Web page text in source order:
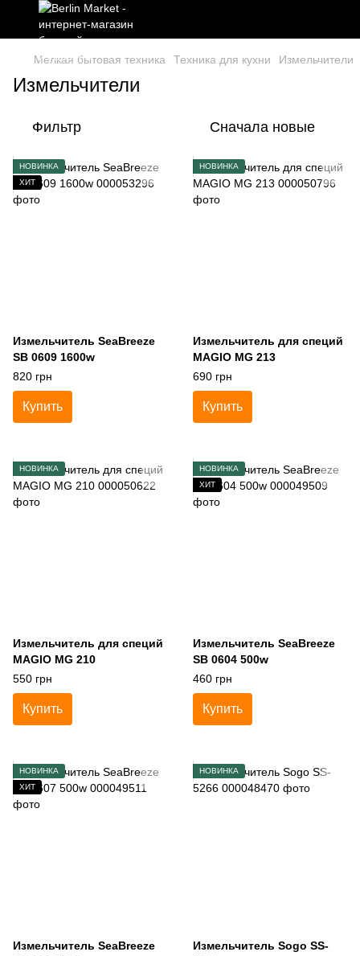
Мелкая бытовая техника Техника для кухни Измельчители
Измельчители
Фильтр Сначала новые
НОВИНКА
ХИТ
Измельчитель SeaBreeze
SB 0609 1600w
820 грн
Купить
НОВИНКА
Измельчитель для специй
MAGIO МG 213
690 грн
Купить
НОВИНКА
Измельчитель для специй
MAGIO МG 210
550 грн
Купить
НОВИНКА
ХИТ
Измельчитель SeaBreeze
SB 0604 500w
460 грн
Купить
НОВИНКА
ХИТ
Измельчитель SeaBreeze
НОВИНКА
Измельчитель Sogo SS-